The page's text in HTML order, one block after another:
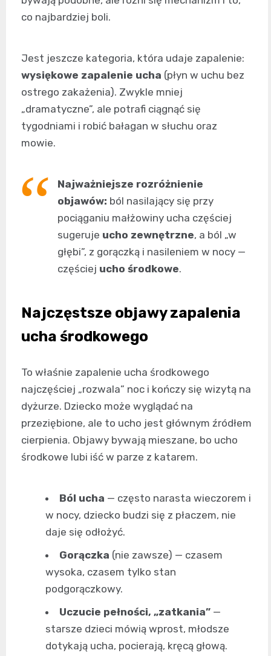
co najbardziej boli.
Jest jeszcze kategoria, która udaje zapalenie:
wysiękowe zapalenie ucha (płyn w uchu bez
ostrego zakażenia). Zwykle mniej
„dramatyczne”, ale potrafi ciągnąć się
tygodniami i robić bałagan w słuchu oraz
mowie.
Najważniejsze rozróżnienie
objawów: ból nasilający się przy
pociąganiu małżowiny ucha częściej
sugeruje ucho zewnętrzne, a ból „w
głębi”, z gorączką i nasileniem w nocy —
częściej ucho środkowe.
Najczęstsze objawy zapalenia
ucha środkowego
To właśnie zapalenie ucha środkowego
najczęściej „rozwala” noc i kończy się wizytą na
dyżurze. Dziecko może wyglądać na
przeziębione, ale to ucho jest głównym źródłem
cierpienia. Objawy bywają mieszane, bo ucho
środkowe lubi iść w parze z katarem.
Ból ucha — często narasta wieczorem i
w nocy, dziecko budzi się z płaczem, nie
daje się odłożyć.
Gorączka (nie zawsze) — czasem
wysoka, czasem tylko stan
podgorączkowy.
Uczucie pełności, „zatkania” —
starsze dzieci mówią wprost, młodsze
dotykają ucha, pocierają, kręcą głową.